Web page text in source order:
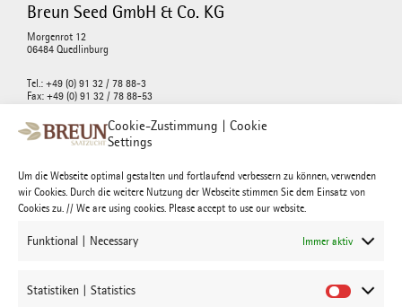
Cookie-Zustimmung | Cookie
Settings
Um die Webseite optimal gestalten und fortlaufend verbessern zu können, verwenden
wir Cookies. Durch die weitere Nutzung der Webseite stimmen Sie dem Einsatz von
Cookies zu. // We are using cookies. Please accept to use our website.
Funktional | Necessary Immer aktiv
Statistiken | Statistics
Breun Seed GmbH & Co. KG
Morgenrot 12
06484 Quedlinburg
Tel.: +49 (0) 91 32 / 78 88-3
Fax: +49 (0) 91 32 / 78 88-53
E-mail : info@breunseed.com
Josef Breun Morgenrot GmbH & Co. KG
06484 Quedlinburg
E-mail : morgenrot@breun.de